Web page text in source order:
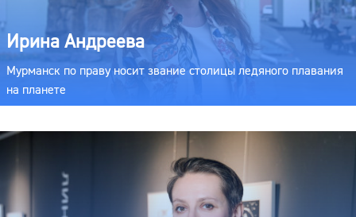
Ирина Андреева
Мурманск по праву носит звание столицы ледяного плавания
на планете